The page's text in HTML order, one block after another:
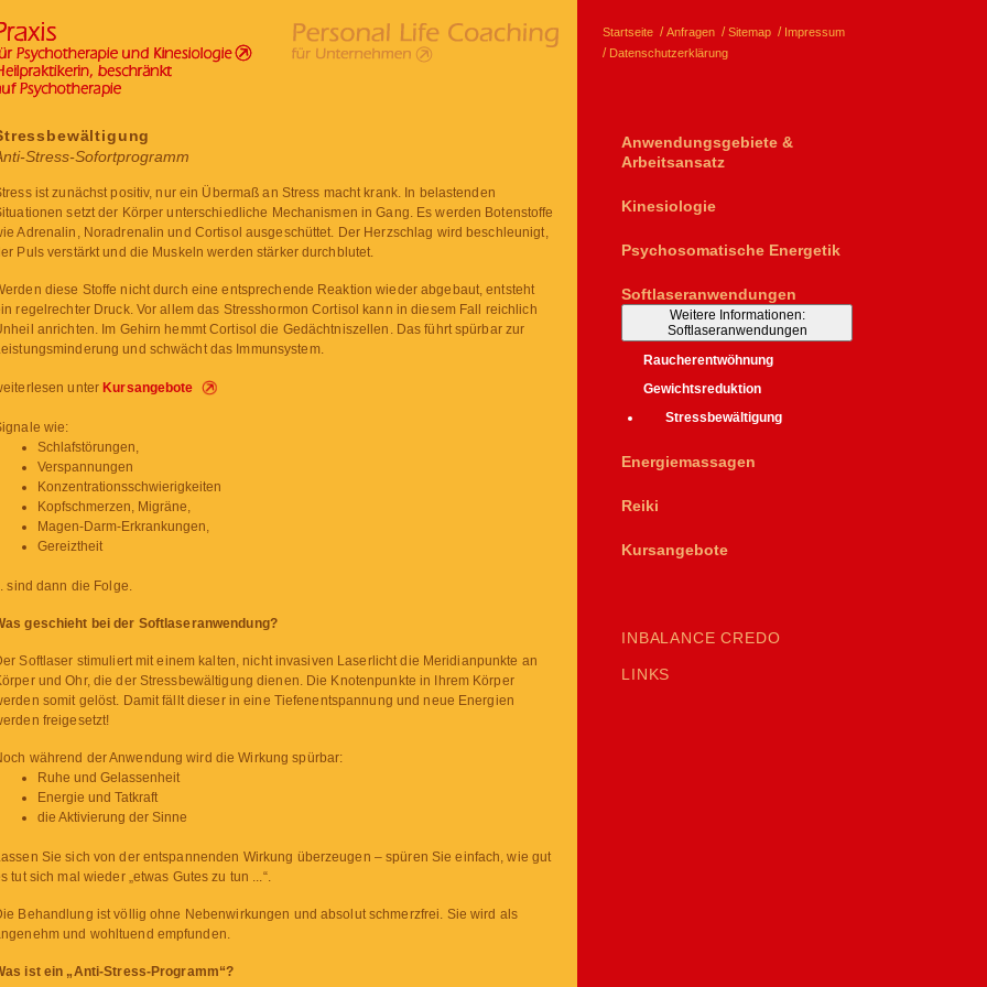
Stress-Sofortprogramm
ist zunächst positiv, nur ein Übermaß an Stress macht krank. In belastenden
setzt der Körper unterschiedliche Mechanismen in Gang. Es werden Botenstoffe
Adrenalin, Noradrenalin und Cortisol ausgeschüttet. Der Herzschlag wird beschleunigt,
Puls verstärkt und die Muskeln werden stärker durchblutet.
diese Stoffe nicht durch eine entsprechende Reaktion wieder abgebaut, entsteht
regelrechter Druck. Vor allem das Stresshormon Cortisol kann in diesem Fall reichlich
anrichten. Im Gehirn hemmt Cortisol die Gedächtniszellen. Das führt spürbar zur
und schwächt das Immunsystem.
unter Kursangebote
wie:
Schlafstörungen,
Verspannungen
Konzentrationsschwierigkeiten
Kopfschmerzen, Migräne,
Magen-Darm-Erkrankungen,
Gereiztheit
sind dann die Folge.
geschieht bei der Softlaseranwendung?
Softlaser stimuliert mit einem kalten, nicht invasiven Laserlicht die Meridianpunkte an
und Ohr, die der Stressbewältigung dienen. Die Knotenpunkte in Ihrem Körper
somit gelöst. Damit fällt dieser in eine Tiefenentspannung und neue Energien
freigesetzt!
während der Anwendung wird die Wirkung spürbar:
Ruhe und Gelassenheit
Energie und Tatkraft
die Aktivierung der Sinne
Sie sich von der entspannenden Wirkung überzeugen – spüren Sie einfach, wie gut
tut sich mal wieder „etwas Gutes zu tun ...“.
Behandlung ist völlig ohne Nebenwirkungen und absolut schmerzfrei. Sie wird als
und wohltuend empfunden.
ist ein „Anti-Stress-Programm“?
Startseite Anfragen Sitemap
Impressum
Datenschutzerklärung
Anwendungsgebiete &
Arbeitsansatz
Kinesiologie
Psychosomatische Energetik
Softlaseranwendungen
Weitere Informationen:
Softlaseranwendungen
Raucherentwöhnung
Gewichtsreduktion
Stressbewältigung
Energiemassagen
Reiki
Kursangebote
INBALANCE CREDO
LINKS